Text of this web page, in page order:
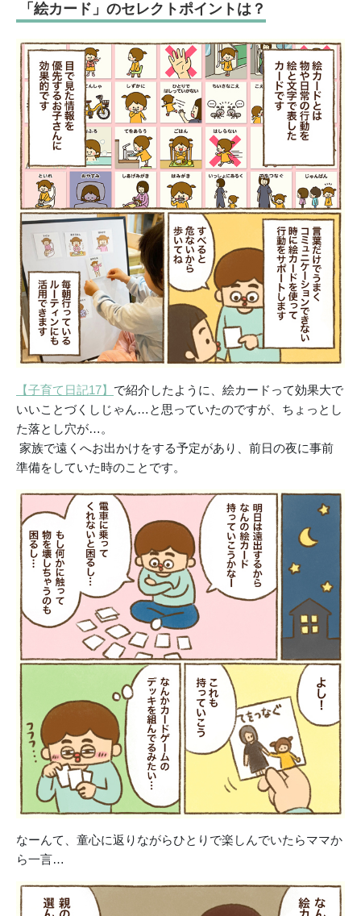
「絵カード」のセレクトポイントは？
【子育て日記17】 で紹介したように、絵カードって効果大で
いいことづくしじゃん…と思っていたのですが、ちょっとし
た落とし穴が…。
家族で遠くへお出かけをする予定があり、前日の夜に事前
準備をしていた時のことです。
なーんて、童心に返りながらひとりで楽しんでいたらママか
ら一言…